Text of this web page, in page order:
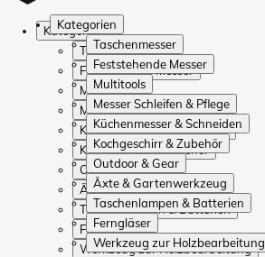
Kategorien
Taschenmesser
Feststehende Messer
Multitools
Messer Schleifen & Pflege
Küchenmesser & Schneiden
Kochgeschirr & Zubehör
Outdoor & Gear
Äxte & Gartenwerkzeug
Taschenlampen & Batterien
Ferngläser
Werkzeug zur Holzbearbeitung
Kategorien
Taschenmesser
Feststehende Messer
Multitools
Messer Schleifen & Pflege
Küchenmesser & Schneiden
Kochgeschirr & Zubehör
Outdoor & Gear
Äxte & Gartenwerkzeug
Taschenlampen & Batterien
Ferngläser
Werkzeug zur Holzbearbeitung